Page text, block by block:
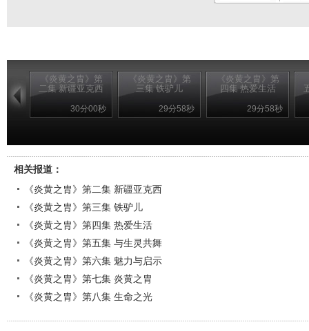
《炎黄之胄》第
二集 新疆亚克西
30分00秒
《炎黄之胄》第
三集 铁驴儿
29分58秒
《炎黄之胄》第
四集 热爱生活
29分58秒
相关报道：
《炎黄之胄》第二集 新疆亚克西
《炎黄之胄》第三集 铁驴儿
《炎黄之胄》第四集 热爱生活
《炎黄之胄》第五集 与生灵共舞
《炎黄之胄》第六集 魅力与启示
《炎黄之胄》第七集 炎黄之胄
《炎黄之胄》第八集 生命之光